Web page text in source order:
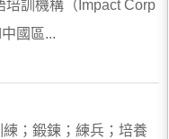
培訓機構（Impact Corp
國區...
；鍛鍊；練兵；培養